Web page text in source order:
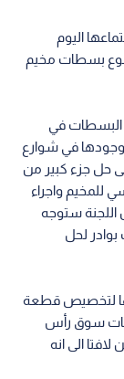
اليوم
بسطات مخيم
البسطات في
وجودها في شوارع
حل جزء كبير من
للمخيم واجراء
اللجنة ستوجه
لحل
لتخصيص قطعة
سوق رأس
الى انه